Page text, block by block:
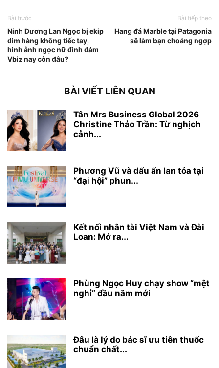
Bài trước
Ninh Dương Lan Ngọc bị ekip
dìm hàng không tiếc tay,
hình ảnh ngọc nữ đình đám
Vbiz nay còn đâu?
Bài tiếp theo
Hang đá Marble tại Patagonia
sẽ làm bạn choáng ngợp
BÀI VIẾT LIÊN QUAN
Tân Mrs Business Global 2026
Christine Thảo Trần: Từ nghịch
cảnh...
Phương Vũ và dấu ấn lan tỏa tại
“đại hội” phun...
Kết nối nhân tài Việt Nam và Đài
Loan: Mở ra...
Phùng Ngọc Huy chạy show “mệt
nghỉ” đầu năm mới
Đâu là lý do bác sĩ ưu tiên thuốc
chuẩn chất...